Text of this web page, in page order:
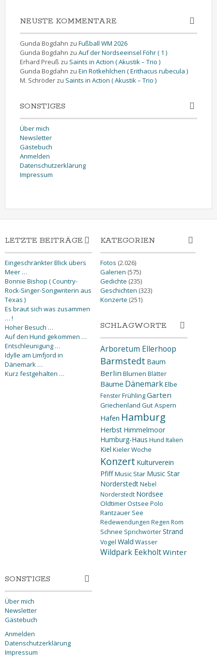
NEUSTE KOMMENTARE
Gunda Bogdahn zu Fußball WM 2026
Gunda Bogdahn zu Auf der Nordseeinsel Föhr ( 1 )
Erhard Preuß zu Saints in Action ( Akustik – Trio )
Gunda Bogdahn zu Ein Rotkehlchen ( Erithacus rubecula )
M. Schröder zu Saints in Action ( Akustik – Trio )
SONSTIGES
Über mich
Newsletter
Gästebuch
Anmelden
Datenschutzerklärung
Impressum
LETZTE BEITRÄGE
Eingeschränkter Blick übers
Meer …
Bonnie Bishop ( Country-
Rock-Singer-Songwriterin aus
Texas )
Es braut sich was zusammen
… !
Hoher Besuch …
Auf den Hund gekommen …
Entschleunigung …
Idylle am Limfjord in
Dänemark …
Kurz festgehalten …
KATEGORIEN
Fotos (2.026)
Galerien (575)
Gedichte (235)
Geschichten (323)
Konzerte (251)
SCHLAGWORTE
Arboretum Ellerhoop
Barmstedt Baum
Berlin Blumen Blätter
Bäume DänemarkElbe
FensterFrühlingGarten
Griechenland Gut Aspern
Hafen Hamburg
Herbst Himmelmoor
Humburg-Haus Hund Italien
Kiel Kieler Woche
Konzert Kulturverein
PfiffMusic Star Music Star
Norderstedt Nebel
Norderstedt Nordsee
OldtimerOstsee Polo
Rantzauer See
Redewendungen Regen Rom
Schnee SprichwörterStrand
Vogel Wald Wasser
Wildpark EekholtWinter
SONSTIGES
Über mich
Newsletter
Gästebuch
Anmelden
Datenschutzerklärung
Impressum